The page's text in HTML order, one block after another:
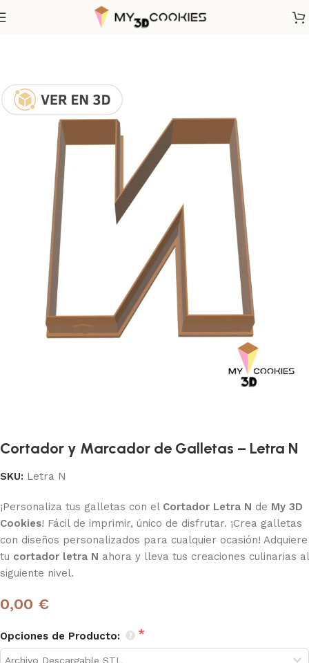
Cortador y Marcador de Galletas – Letra N
SKU: Letra N
¡Personaliza tus galletas con el Cortador Letra N de My 3D
Cookies! Fácil de imprimir, único de disfrutar. ¡Crea galletas
con diseños personalizados para cualquier ocasión! Adquiere
tu cortador letra N ahora y lleva tus creaciones culinarias al
siguiente nivel.
0,00 €
Opciones de Producto: